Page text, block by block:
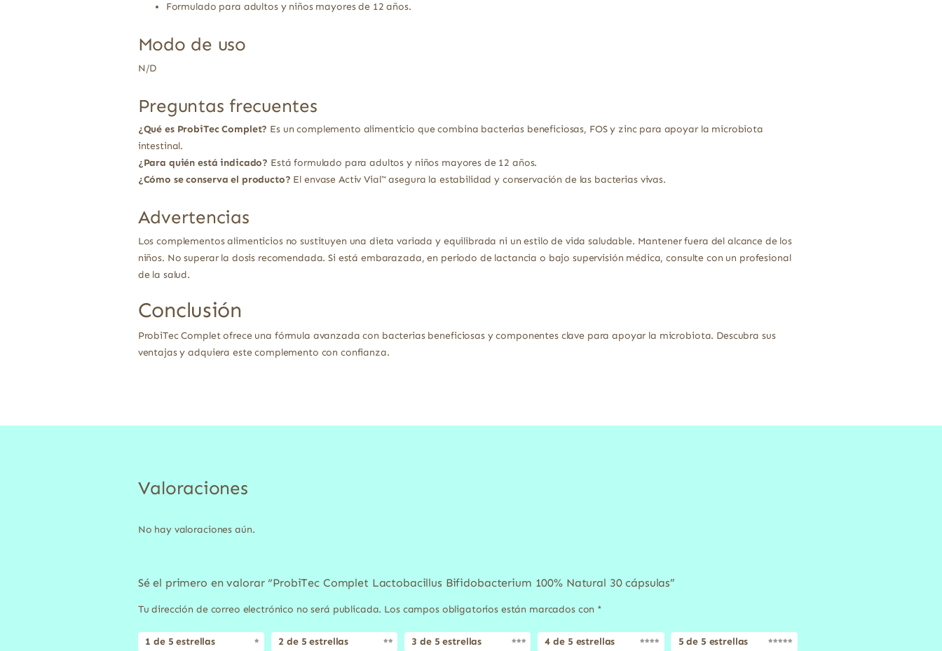
Formulado para adultos y niños mayores de 12 años.
Modo de uso
N/D
Preguntas frecuentes
¿Qué es ProbiTec Complet? Es un complemento alimenticio que combina bacterias beneficiosas, FOS y zinc para apoyar la microbiota
intestinal.
¿Para quién está indicado? Está formulado para adultos y niños mayores de 12 años.
¿Cómo se conserva el producto? El envase Activ Vial™ asegura la estabilidad y conservación de las bacterias vivas.
Advertencias
Los complementos alimenticios no sustituyen una dieta variada y equilibrada ni un estilo de vida saludable. Mantener fuera del alcance de los
niños. No superar la dosis recomendada. Si está embarazada, en periodo de lactancia o bajo supervisión médica, consulte con un profesional
de la salud.
Conclusión
ProbiTec Complet ofrece una fórmula avanzada con bacterias beneficiosas y componentes clave para apoyar la microbiota. Descubra sus
ventajas y adquiera este complemento con confianza.
Valoraciones
No hay valoraciones aún.
Sé el primero en valorar “ProbiTec Complet Lactobacillus Bifidobacterium 100% Natural 30 cápsulas”
Tu dirección de correo electrónico no será publicada. Los campos obligatorios están marcados con *
1 de 5 estrellas 2 de 5 estrellas 3 de 5 estrellas 4 de 5 estrellas 5 de 5 estrellas